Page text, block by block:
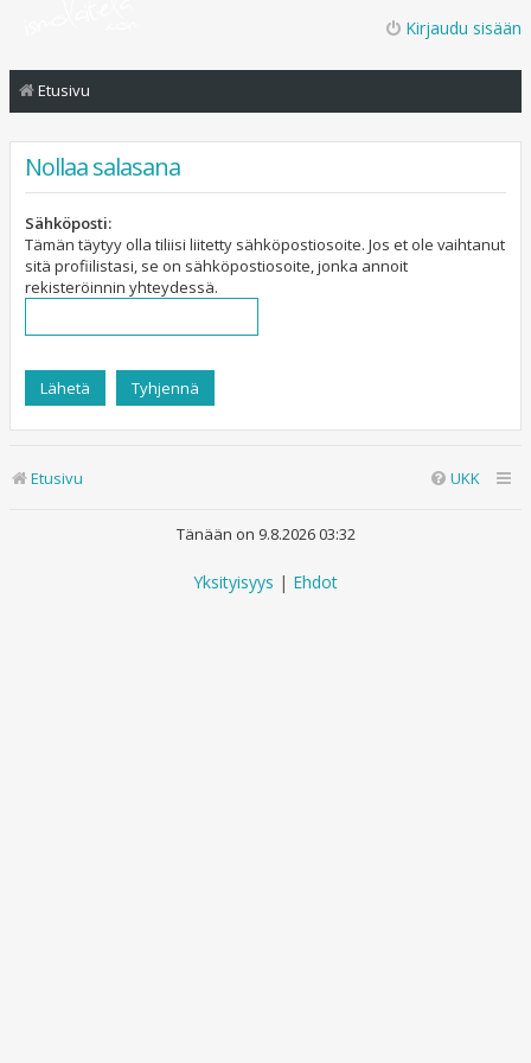
Kirjaudu sisään
Etusivu
Nollaa salasana
Sähköposti:
Tämän täytyy olla tiliisi liitetty sähköpostiosoite. Jos et ole vaihtanut
sitä profiilistasi, se on sähköpostiosoite, jonka annoit
rekisteröinnin yhteydessä.
Etusivu UKK
Tänään on 9.8.2026 03:32
Yksityisyys | Ehdot